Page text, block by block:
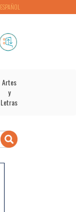
ESPAÑOL
Artes
y
Letras